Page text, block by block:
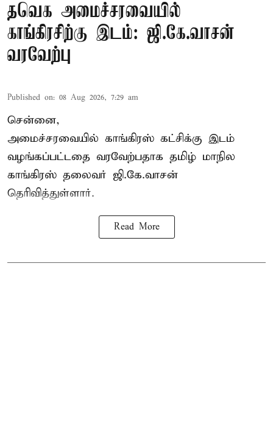
தவெக அமைச்சரவையில்
காங்கிரசிற்கு இடம்: ஜி.கே.வாசன்
வரவேற்பு
Published on: 08 Aug 2026, 7:29 am
சென்னை,
அமைச்சரவையில் காங்கிரஸ் கட்சிக்கு இடம்
வழங்கப்பட்டதை வரவேற்பதாக தமிழ் மாநில
காங்கிரஸ் தலைவர் ஜி.கே.வாசன்
தெரிவித்துள்ளார்.
Read More